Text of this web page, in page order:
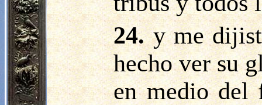
24.y me
hecho ver su
en medio del